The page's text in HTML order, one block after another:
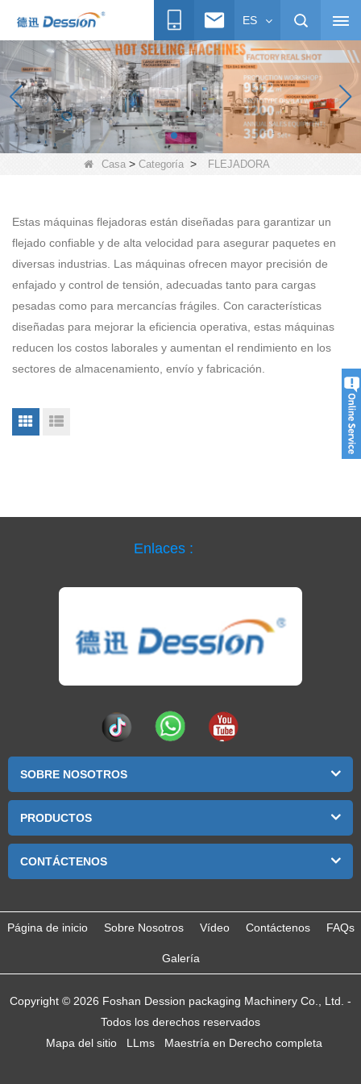
ES
Casa> Categoría> FLEJADORA
Estas máquinas flejadoras están diseñadas para garantizar un
flejado confiable y de alta velocidad para asegurar paquetes en
diversas industrias. Las máquinas ofrecen mayor precisión de
enfajado y control de tensión, adecuadas tanto para cargas
pesadas como para mercancías frágiles. Con características
diseñadas para mejorar la eficiencia operativa, estas máquinas
reducen los costos laborales y aumentan el rendimiento en los
sectores de almacenamiento, envío y fabricación.
Enlaces :
SOBRE NOSOTROS
PRODUCTOS
CONTÁCTENOS
Página de inicio Sobre Nosotros Vídeo Contáctenos FAQs
Galería
Copyright © 2026 Foshan Dession packaging Machinery Co., Ltd. -
Todos los derechos reservados
Mapa del sitio
LLms Maestría en Derecho completa